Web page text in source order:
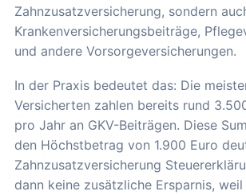
Zahnzusatzversicherung, sondern
Krankenversicherungsbeiträge,
und andere Vorsorgeversicherungen.
In der Praxis bedeutet das: Die
Versicherten zahlen bereits rund
pro Jahr an GKV-Beiträgen. Diese
den Höchstbetrag von 1.900 Euro
Zahnzusatzversicherung
dann keine zusätzliche Ersparnis,